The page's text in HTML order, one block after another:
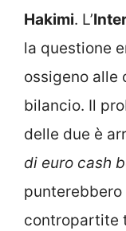
Hakimi. L’
la questione
ossigeno alle
bilancio. Il
delle due è
di euro cash
punterebbero
contropartite